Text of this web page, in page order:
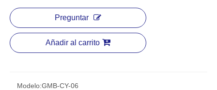
Preguntar
Añadir al carrito
Modelo:GMB-CY-06